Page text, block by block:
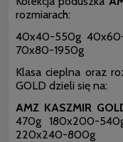
rozmiarach:
40x40-550g
70x80-1950g
Klasa cieplna oraz
GOLD dzieli się na:
AMZ KASZMIR
470g 180x200-
220x240-800g